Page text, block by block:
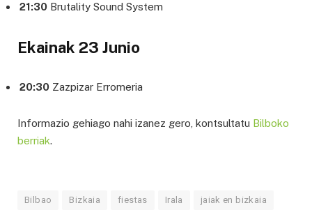
21:30 Brutality Sound System
Ekainak 23 Junio
20:30 Zazpizar Erromeria
Informazio gehiago nahi izanez gero, kontsultatu Bilboko
berriak.
Bilbao Bizkaia fiestas Irala jaiak en bizkaia